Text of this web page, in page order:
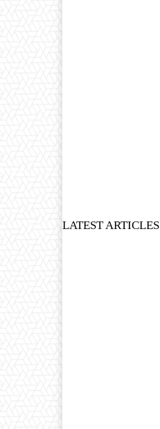
LATEST ARTICLES